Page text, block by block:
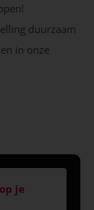
duurzaam
in onze
je